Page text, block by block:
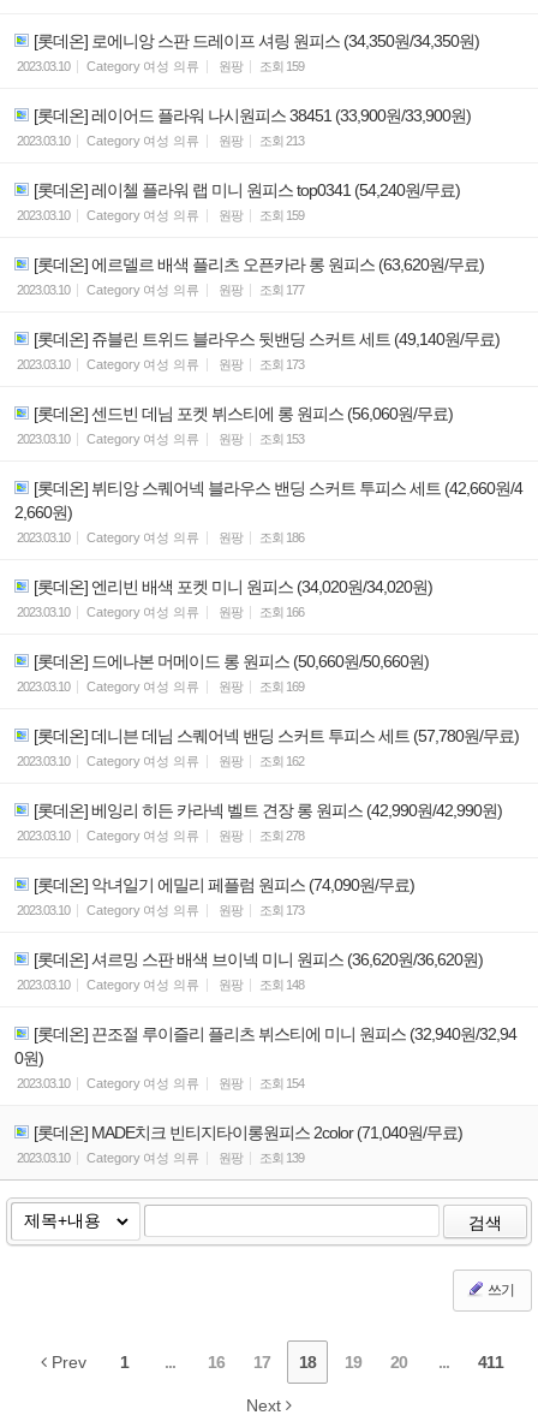
[롯데온] 로에니앙 스판 드레이프 셔링 원피스 (34,350원/34,350원)
2023.03.10 Category 여성 의류 원팡 조회 159
[롯데온] 레이어드 플라워 나시원피스 38451 (33,900원/33,900원)
2023.03.10 Category 여성 의류 원팡 조회 213
[롯데온] 레이첼 플라워 랩 미니 원피스 top0341 (54,240원/무료)
2023.03.10 Category 여성 의류 원팡 조회 159
[롯데온] 에르델르 배색 플리츠 오픈카라 롱 원피스 (63,620원/무료)
2023.03.10 Category 여성 의류 원팡 조회 177
[롯데온] 쥬블린 트위드 블라우스 뒷밴딩 스커트 세트 (49,140원/무료)
2023.03.10 Category 여성 의류 원팡 조회 173
[롯데온] 센드빈 데님 포켓 뷔스티에 롱 원피스 (56,060원/무료)
2023.03.10 Category 여성 의류 원팡 조회 153
[롯데온] 뷔티앙 스퀘어넥 블라우스 밴딩 스커트 투피스 세트 (42,660원/4
2,660원)
2023.03.10 Category 여성 의류 원팡 조회 186
[롯데온] 엔리빈 배색 포켓 미니 원피스 (34,020원/34,020원)
2023.03.10 Category 여성 의류 원팡 조회 166
[롯데온] 드에나본 머메이드 롱 원피스 (50,660원/50,660원)
2023.03.10 Category 여성 의류 원팡 조회 169
[롯데온] 데니븐 데님 스퀘어넥 밴딩 스커트 투피스 세트 (57,780원/무료)
2023.03.10 Category 여성 의류 원팡 조회 162
[롯데온] 베잉리 히든 카라넥 벨트 견장 롱 원피스 (42,990원/42,990원)
2023.03.10 Category 여성 의류 원팡 조회 278
[롯데온] 악녀일기 에밀리 페플럼 원피스 (74,090원/무료)
2023.03.10 Category 여성 의류 원팡 조회 173
[롯데온] 셔르밍 스판 배색 브이넥 미니 원피스 (36,620원/36,620원)
2023.03.10 Category 여성 의류 원팡 조회 148
[롯데온] 끈조절 루이즐리 플리츠 뷔스티에 미니 원피스 (32,940원/32,94
0원)
2023.03.10 Category 여성 의류 원팡 조회 154
[롯데온] MADE치크 빈티지타이롱원피스 2color (71,040원/무료)
2023.03.10 Category 여성 의류 원팡 조회 139
검색
쓰기
Prev 1 ... 16 17 18 19 20 ... 411
Next